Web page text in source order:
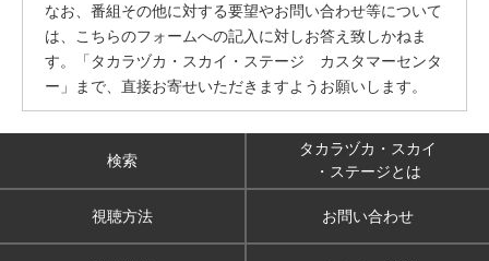
なお、番組その他に対する要望やお問い合わせ等について
は、こちらのフォームへの記入に対しお答え致しかねま
す。「タカラヅカ・スカイ・ステージ カスタマーセンタ
ー」まで、直接お寄せいただきますようお願いします。
検索
タカラヅカ・スカイ
・ステージとは
視聴方法 お問い合わせ